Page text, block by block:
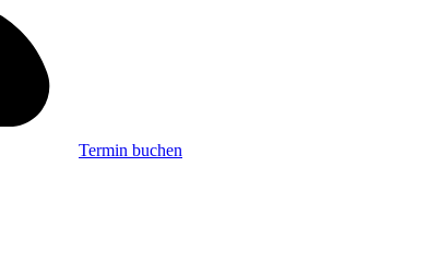
Termin buchen